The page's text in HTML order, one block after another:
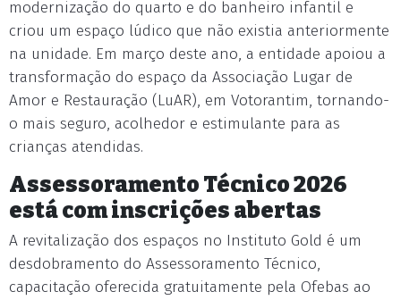
modernização do quarto e do banheiro infantil e
criou um espaço lúdico que não existia anteriormente
na unidade. Em março deste ano, a entidade apoiou a
transformação do espaço da Associação Lugar de
Amor e Restauração (LuAR), em Votorantim, tornando-
o mais seguro, acolhedor e estimulante para as
crianças atendidas.
Assessoramento Técnico 2026
está com inscrições abertas
A revitalização dos espaços no Instituto Gold é um
desdobramento do Assessoramento Técnico,
capacitação oferecida gratuitamente pela Ofebas ao